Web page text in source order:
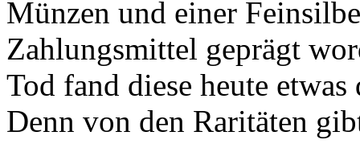
Münzen und einer
Zahlungsmittel geprägt
Tod fand diese heute
Denn von den Raritäten